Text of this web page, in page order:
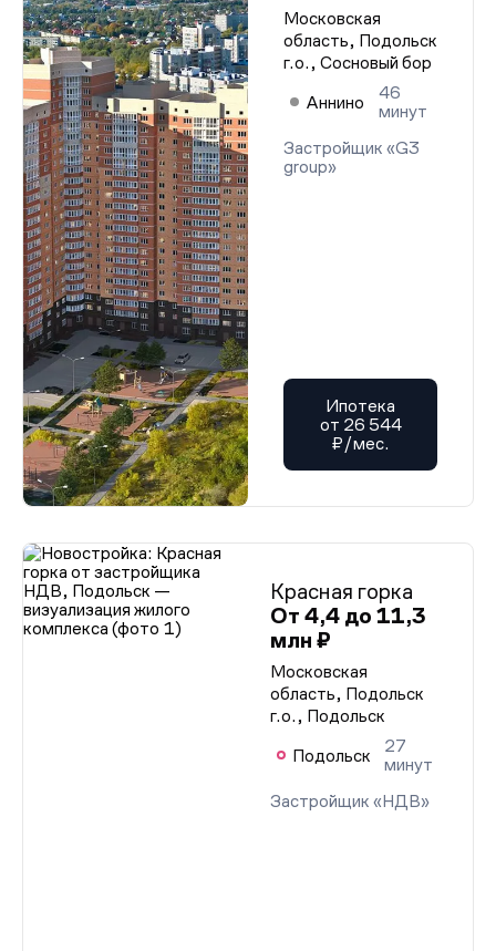
Московская
область, Подольск
г.о., Сосновый бор
Аннино
46
минут
Застройщик «G3
group»
Ипотека
от 26 544
₽/мес.
Красная горка
От 4,4 до 11,3
млн ₽
Московская
область, Подольск
г.о., Подольск
Подольск
27
минут
Застройщик «НДВ»